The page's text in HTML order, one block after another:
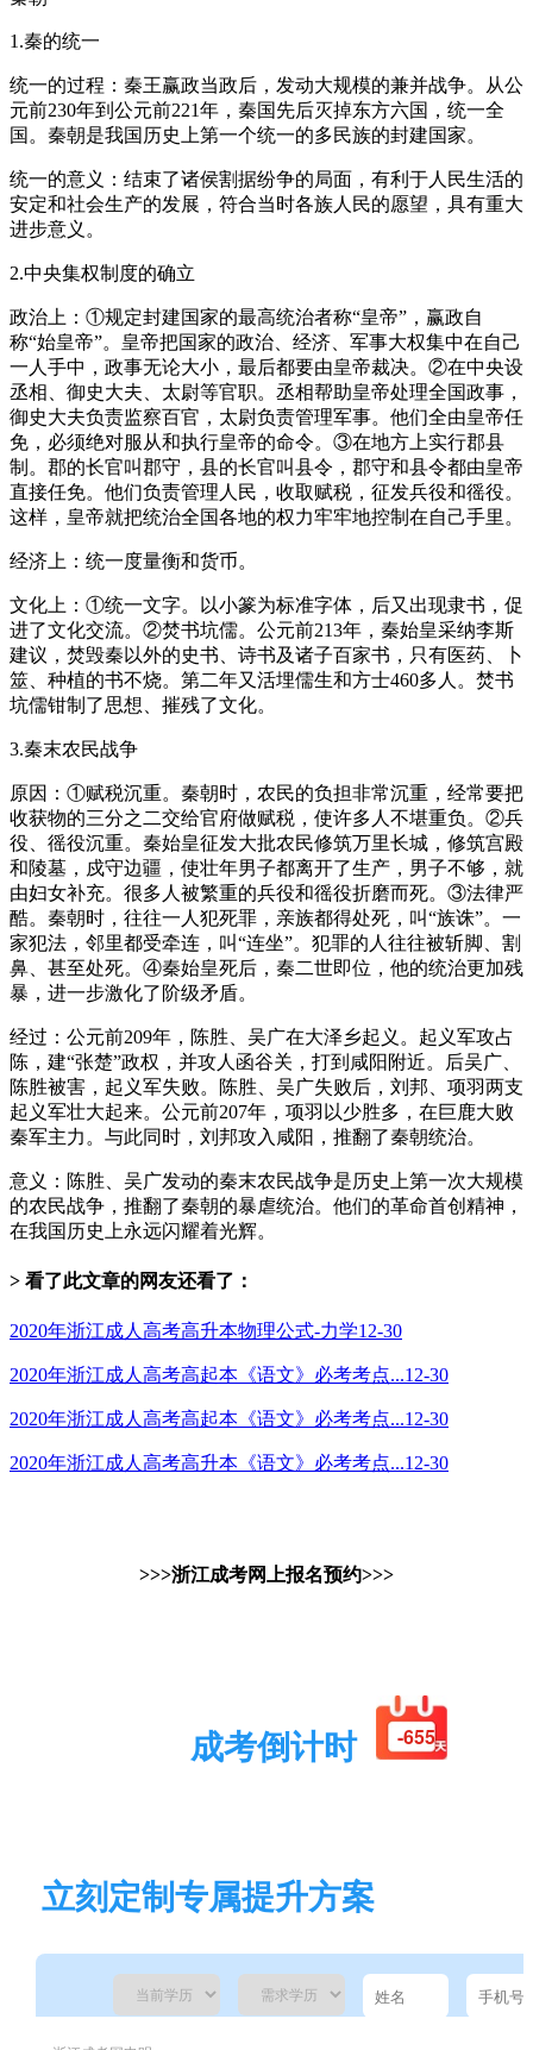
1.秦的统一
统一的过程：秦王赢政当政后，发动大规模的兼并战争。从公
元前230年到公元前221年，秦国先后灭掉东方六国，统一全
国。秦朝是我国历史上第一个统一的多民族的封建国家。
统一的意义：结束了诸侯割据纷争的局面，有利于人民生活的
安定和社会生产的发展，符合当时各族人民的愿望，具有重大
进步意义。
2.中央集权制度的确立
政治上：①规定封建国家的最高统治者称“皇帝”，赢政自
称“始皇帝”。皇帝把国家的政治、经济、军事大权集中在自己
一人手中，政事无论大小，最后都要由皇帝裁决。②在中央设
丞相、御史大夫、太尉等官职。丞相帮助皇帝处理全国政事，
御史大夫负责监察百官，太尉负责管理军事。他们全由皇帝任
免，必须绝对服从和执行皇帝的命令。③在地方上实行郡县
制。郡的长官叫郡守，县的长官叫县令，郡守和县令都由皇帝
直接任免。他们负责管理人民，收取赋税，征发兵役和徭役。
这样，皇帝就把统治全国各地的权力牢牢地控制在自己手里。
经济上：统一度量衡和货币。
文化上：①统一文字。以小篆为标准字体，后又出现隶书，促
进了文化交流。②焚书坑儒。公元前213年，秦始皇采纳李斯
建议，焚毁秦以外的史书、诗书及诸子百家书，只有医药、卜
筮、种植的书不烧。第二年又活埋儒生和方士460多人。焚书
坑儒钳制了思想、摧残了文化。
3.秦末农民战争
原因：①赋税沉重。秦朝时，农民的负担非常沉重，经常要把
收获物的三分之二交给官府做赋税，使许多人不堪重负。②兵
役、徭役沉重。秦始皇征发大批农民修筑万里长城，修筑宫殿
和陵墓，戍守边疆，使壮年男子都离开了生产，男子不够，就
由妇女补充。很多人被繁重的兵役和徭役折磨而死。③法律严
酷。秦朝时，往往一人犯死罪，亲族都得处死，叫“族诛”。一
家犯法，邻里都受牵连，叫“连坐”。犯罪的人往往被斩脚、割
鼻、甚至处死。④秦始皇死后，秦二世即位，他的统治更加残
暴，进一步激化了阶级矛盾。
经过：公元前209年，陈胜、吴广在大泽乡起义。起义军攻占
陈，建“张楚”政权，并攻人函谷关，打到咸阳附近。后吴广、
陈胜被害，起义军失败。陈胜、吴广失败后，刘邦、项羽两支
起义军壮大起来。公元前207年，项羽以少胜多，在巨鹿大败
秦军主力。与此同时，刘邦攻入咸阳，推翻了秦朝统治。
意义：陈胜、吴广发动的秦末农民战争是历史上第一次大规模
的农民战争，推翻了秦朝的暴虐统治。他们的革命首创精神，
在我国历史上永远闪耀着光辉。
> 看了此文章的网友还看了：
2020年浙江成人高考高升本物理公式-力学12-30
2020年浙江成人高考高起本《语文》必考考点...12-30
2020年浙江成人高考高起本《语文》必考考点...12-30
2020年浙江成人高考高升本《语文》必考考点...12-30
>>>浙江成考网上报名预约>>>